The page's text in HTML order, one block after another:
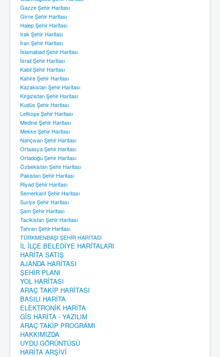
Gazze Şehir Haritası
Girne Şehir Haritası
Halep Şehir Haritası
Irak Şehir Haritası
İran Şehir Haritası
İslamabad Şehir Haritası
İsrail Şehir Haritası
Kabil Şehir Haritası
Kahire Şehir Haritası
Kazakistan Şehir Haritası
Kırgızistan Şehir Haritası
Kudüs Şehir Haritası
Lefkoşe Şehir Haritası
Medine Şehir Haritası
Mekke Şehir Haritası
Nahçıvan Şehir Haritası
Ortaasya Şehir Haritası
Ortadoğu Şehir Haritası
Özbekistan Şehir Haritası
Pakistan Şehir Haritası
Riyad Şehir Haritası
Semerkant Şehir Haritası
Suriye Şehir Haritası
Şam Şehir Haritası
Tacikistan Şehir Haritası
Tahran Şehir Haritası
TÜRKMENBAŞI ŞEHİR HARİTASI
İL İLÇE BELEDİYE HARİTALARI
HARİTA SATIŞ
AJANDA HARİTASI
ŞEHİR PLANI
YOL HARİTASI
ARAÇ TAKİP HARİTASI
BASILI HARİTA
ELEKTRONİK HARİTA
GİS HARİTA - YAZILIM
ARAÇ TAKİP PROGRAMI
HAKKIMIZDA
UYDU GÖRÜNTÜSÜ
HARİTA ARŞİVİ